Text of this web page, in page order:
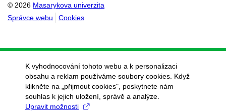
© 2026 Masarykova univerzita
Správce webu
Cookies
K vyhodnocování tohoto webu a k personalizaci
obsahu a reklam používáme soubory cookies. Když
klikněte na „přijmout cookies", poskytnete nám
souhlas k jejich uložení, správě a analýze.
Upravit možnosti